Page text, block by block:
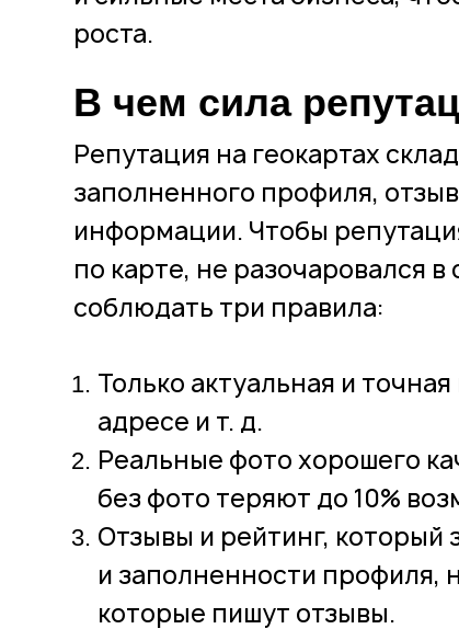
роста.
В чем сила
Репутация на геокартах
заполненного профиля,
информации. Чтобы
по карте, не разочаровался
соблюдать три правила:
Только актуальная и
адресе и т. д.
Реальные фото хорошего
без фото теряют до 10%
Отзывы и рейтинг, который
и заполненности профиля,
которые пишут отзывы.